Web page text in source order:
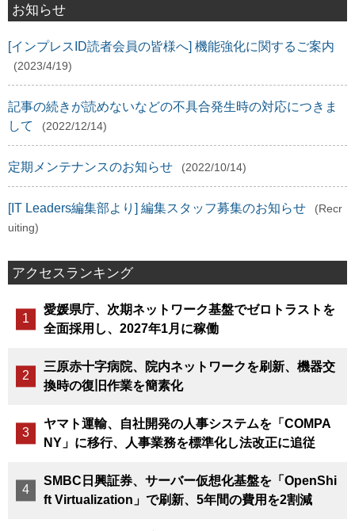
お知らせ
[インプレスID読者会員の皆様へ] 機能強化に関するご案内
(2023/4/19)
記事の続きが読めないなどの不具合発生時の対応につきま
して
(2022/12/14)
定期メンテナンスのお知らせ (2022/10/14)
[IT Leaders編集部より] 編集スタッフ募集のお知らせ
(Recr
uiting)
アクセスランキング
愛媛県庁、次期ネットワーク基盤でゼロトラストを
全面採用し、2027年1月に稼働
三原赤十字病院、院内ネットワークを刷新、機器交
換時の復旧作業を簡素化
ヤマト運輸、自社開発の人事システムを「COMPA
NY」に移行、人事業務を標準化し法改正に追従
SMBC日興証券、サーバー仮想化基盤を「OpenShi
ft Virtualization」で刷新、5年間の費用を2割減